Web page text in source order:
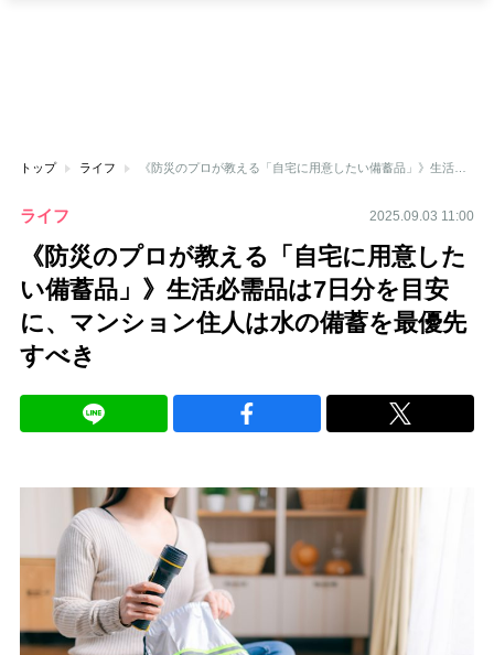
トップ ライフ 《防災のプロが教える「自宅に用意したい備蓄品」》生活必需品は7日分を目安に、マンション住人は水の備蓄を最優先すべき
ライフ 2025.09.03 11:00
《防災のプロが教える「自宅に用意した
い備蓄品」》生活必需品は7日分を目安
に、マンション住人は水の備蓄を最優先
すべき